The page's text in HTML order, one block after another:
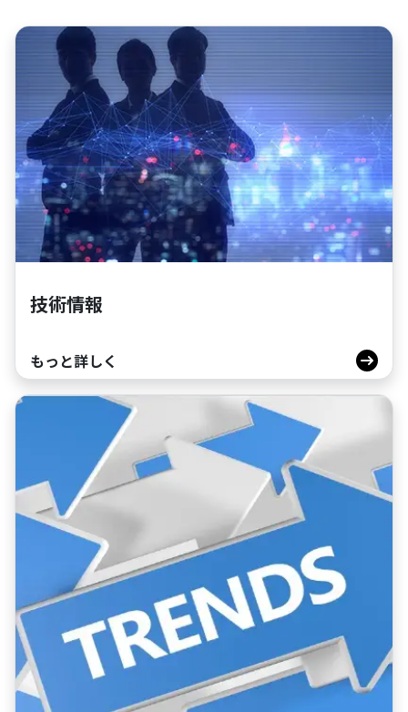
技術情報
もっと詳しく